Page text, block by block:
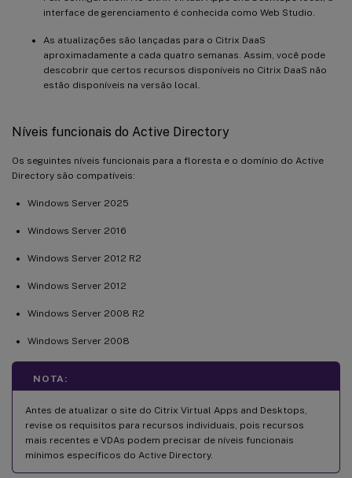
interface de gerenciamento é conhecida como Web Studio.
As atualizações são lançadas para o Citrix DaaS
aproximadamente a cada quatro semanas. Assim, você pode
descobrir que certos recursos disponíveis no Citrix DaaS não
estão disponíveis na versão local.
Níveis funcionais do Active Directory
Os seguintes níveis funcionais para a floresta e o domínio do Active
Directory são compatíveis:
Windows Server 2025
Windows Server 2016
Windows Server 2012 R2
Windows Server 2012
Windows Server 2008 R2
Windows Server 2008
NOTA:
Antes de atualizar o site do Citrix Virtual Apps and Desktops,
revise os requisitos para recursos individuais, pois recursos
mais recentes e VDAs podem precisar de níveis funcionais
mínimos específicos do Active Directory.